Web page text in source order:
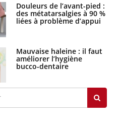
Douleurs de l’avant-pied :
des métatarsalgies à 90 %
liées à problème d’appui
Mauvaise haleine : il faut
améliorer l’hygiène
bucco-dentaire